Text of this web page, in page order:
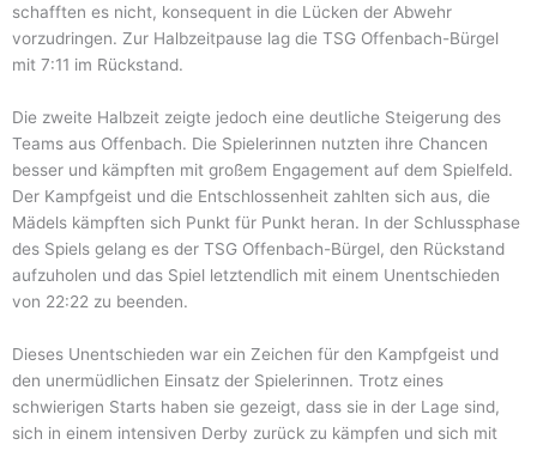
schafften es nicht, konsequent in die Lücken der Abwehr
vorzudringen. Zur Halbzeitpause lag die TSG Offenbach-Bürgel
mit 7:11 im Rückstand.
Die zweite Halbzeit zeigte jedoch eine deutliche Steigerung des
Teams aus Offenbach. Die Spielerinnen nutzten ihre Chancen
besser und kämpften mit großem Engagement auf dem Spielfeld.
Der Kampfgeist und die Entschlossenheit zahlten sich aus, die
Mädels kämpften sich Punkt für Punkt heran. In der Schlussphase
des Spiels gelang es der TSG Offenbach-Bürgel, den Rückstand
aufzuholen und das Spiel letztendlich mit einem Unentschieden
von 22:22 zu beenden.
Dieses Unentschieden war ein Zeichen für den Kampfgeist und
den unermüdlichen Einsatz der Spielerinnen. Trotz eines
schwierigen Starts haben sie gezeigt, dass sie in der Lage sind,
sich in einem intensiven Derby zurück zu kämpfen und sich mit